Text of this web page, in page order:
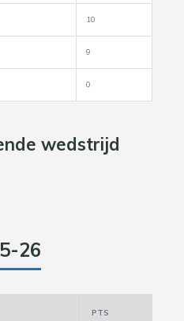
10
9
0
wedstrijd
26
PTS